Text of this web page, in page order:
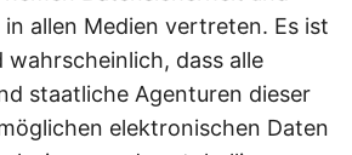
allen Medien vertreten. Es ist
wahrscheinlich, dass alle
staatliche Agenturen dieser
elektronischen Daten